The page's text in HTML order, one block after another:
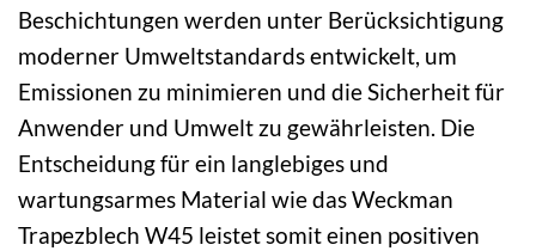
Beschichtungen werden unter Berücksichtigung
moderner Umweltstandards entwickelt, um
Emissionen zu minimieren und die Sicherheit für
Anwender und Umwelt zu gewährleisten. Die
Entscheidung für ein langlebiges und
wartungsarmes Material wie das Weckman
Trapezblech W45 leistet somit einen positiven